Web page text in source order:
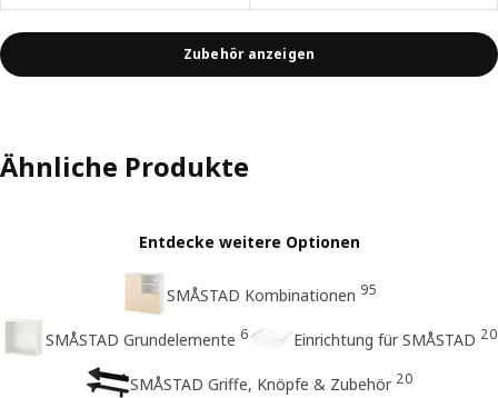
Zubehör anzeigen
Ähnliche Produkte
Entdecke weitere Optionen
SMÅSTAD Kombinationen 95
SMÅSTAD Grundelemente 6 Einrichtung für SMÅSTAD 20
SMÅSTAD Griffe, Knöpfe & Zubehör 20